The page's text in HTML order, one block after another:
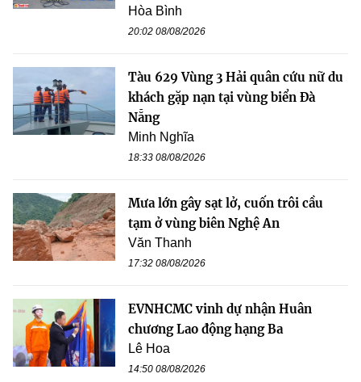
Hòa Bình
20:02 08/08/2026
Tàu 629 Vùng 3 Hải quân cứu nữ du
khách gặp nạn tại vùng biển Đà
Nẵng
Minh Nghĩa
18:33 08/08/2026
Mưa lớn gây sạt lở, cuốn trôi cầu
tạm ở vùng biên Nghệ An
Văn Thanh
17:32 08/08/2026
EVNHCMC vinh dự nhận Huân
chương Lao động hạng Ba
Lê Hoa
14:50 08/08/2026